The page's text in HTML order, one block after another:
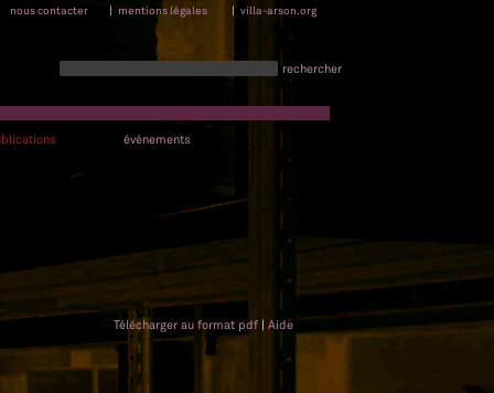
nous contacter | mentions légales | villa-arson.org
rechercher
événements
Télécharger au format pdf | Aide